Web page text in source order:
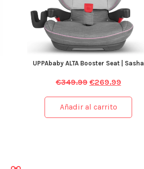
UPPAbaby ALTA Booster Seat | Sasha
€349.99 €269.99
Añadir al carrito